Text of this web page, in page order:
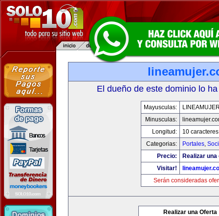
El dueño de este dominio lo
Mayusculas:
Minusculas:
Longitud:
10 caracteres
Categorias:
Portales,
Precio:
Realizar
Visitar!
Serán consideradas
Realizar una Oferta